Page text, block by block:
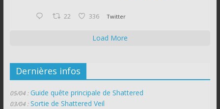
22 336 Twitter
Load More
Dernières infos
05/04 : Guide quête principale de Shattered
03/04 : Sortie de Shattered Veil